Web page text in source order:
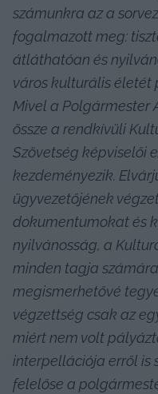
számunkra az a
fogalmazott meg:
átláthatóan és
város kulturális életét
Mivel a Polgármester
össze a rendkívüli
Szövetség képviselői
kezdeményezik.
ügyvezetőjének
dokumentumokat és
nyilvánosság, a
minden tagja
megismerhetővé
végzettség csak az
miért nem volt
interpellációja erről is
felelőse a